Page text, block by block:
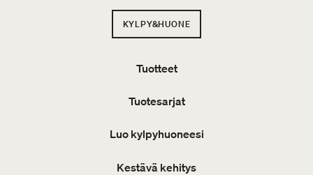
KYLPY&HUONE
Tuotteet
Tuotesarjat
Luo kylpyhuoneesi
Kestävä kehitys